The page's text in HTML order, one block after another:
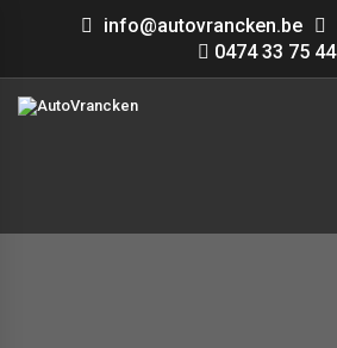
info@autovrancken.be
0474 33 75 44